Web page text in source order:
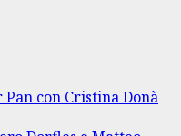
con Cristina Donà